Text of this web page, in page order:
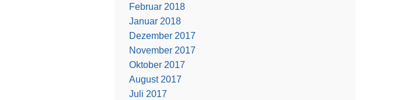
Februar 2018
Januar 2018
Dezember 2017
November 2017
Oktober 2017
August 2017
Juli 2017